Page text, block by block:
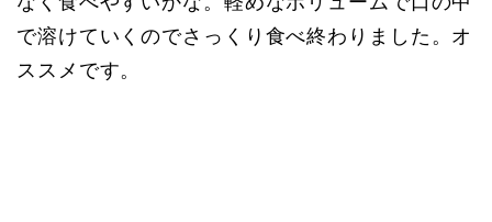
で溶けていくのでさっくり食べ終わりました。オ
ススメです。